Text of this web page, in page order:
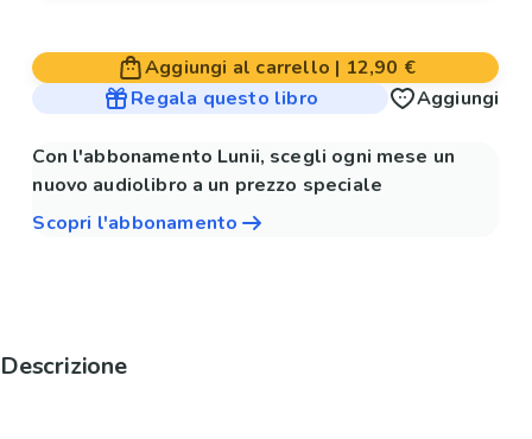
Aggiungi al carrello | 12,90 €
Regala questo libro
Aggiungi
Con l'abbonamento Lunii, scegli ogni mese un
nuovo audiolibro a un prezzo speciale
Scopri l'abbonamento
Descrizione